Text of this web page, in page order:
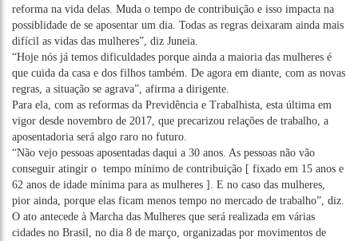
reforma na vida delas. Muda o tempo de contribuição e isso impacta na
possiblidade de se aposentar um dia. Todas as regras deixaram ainda mais
difícil as vidas das mulheres”, diz Juneia.
“Hoje nós já temos dificuldades porque ainda a maioria das mulheres é
que cuida da casa e dos filhos também. De agora em diante, com as novas
regras, a situação se agrava”, afirma a dirigente.
Para ela, com as reformas da Previdência e Trabalhista, esta última em
vigor desde novembro de 2017, que precarizou relações de trabalho, a
aposentadoria será algo raro no futuro.
“Não vejo pessoas aposentadas daqui a 30 anos. As pessoas não vão
conseguir atingir o tempo mínimo de contribuição [ fixado em 15 anos e
62 anos de idade mínima para as mulheres ]. E no caso das mulheres,
pior ainda, porque elas ficam menos tempo no mercado de trabalho”, diz.
O ato antecede à Marcha das Mulheres que será realizada em várias
cidades no Brasil, no dia 8 de março, organizadas por movimentos de